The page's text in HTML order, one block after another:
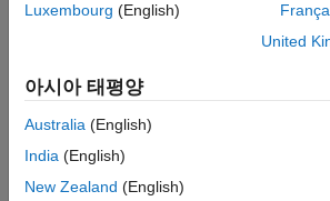
Luxembourg (English)
United
아시아 태평양
Australia (English)
India (English)
New Zealand (English)